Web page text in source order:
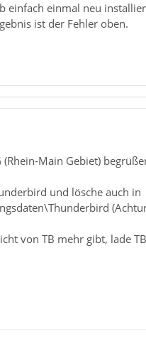
einfach einmal neu
ist der Fehler oben.
Main Gebiet)
und lösche auch in
von TB mehr gibt, lade